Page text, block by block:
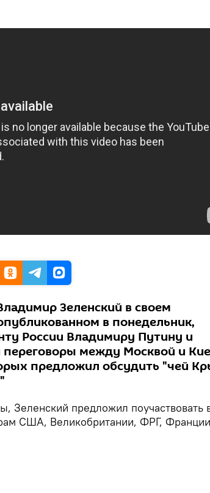
Зеленский в своем
в понедельник,
России Владимиру Путину и
между Москвой и
предложил обсудить "чей
Зеленский предложил поучаствовать
США, Великобритании, ФРГ,